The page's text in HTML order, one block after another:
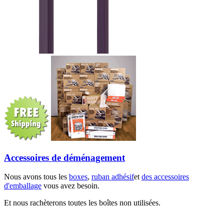
Accessoires de déménagement
Nous avons tous les boxes, ruban adhésifetdes accessoires
d'emballage vous avez besoin.
Et nous rachèterons toutes les boîtes non utilisées.